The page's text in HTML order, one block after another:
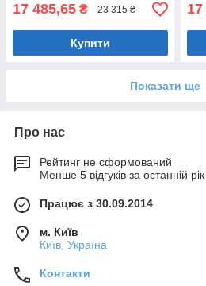
17 485,65 ₴ 23 315 ₴
Купити
Показати ще
Про нас
Рейтинг не сформований
Менше 5 відгуків за останній рік
Працює з 30.09.2014
м. Київ
Київ, Україна
Контакти